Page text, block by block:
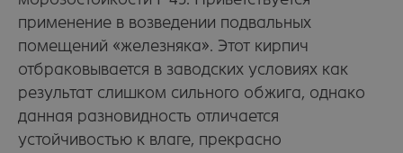
применение в возведении подвальных
помещений «железняка». Этот кирпич
отбраковывается в заводских условиях как
результат слишком сильного обжига, однако
данная разновидность отличается
устойчивостью к влаге, прекрасно